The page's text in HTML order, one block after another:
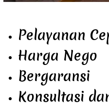
Pelayanan
Harga Nego
Bergaransi
Konsultasi